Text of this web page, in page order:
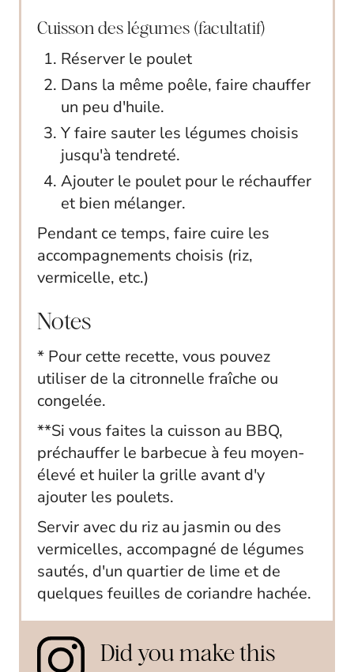
Cuisson des légumes (facultatif)
Réserver le poulet
Dans la même poêle, faire chauffer
un peu d'huile.
Y faire sauter les légumes choisis
jusqu'à tendreté.
Ajouter le poulet pour le réchauffer
et bien mélanger.
Pendant ce temps, faire cuire les
accompagnements choisis (riz,
vermicelle, etc.)
Notes
* Pour cette recette, vous pouvez
utiliser de la citronnelle fraîche ou
congelée.
**Si vous faites la cuisson au BBQ,
préchauffer le barbecue à feu moyen-
élevé et huiler la grille avant d'y
ajouter les poulets.
Servir avec du riz au jasmin ou des
vermicelles, accompagné de légumes
sautés, d'un quartier de lime et de
quelques feuilles de coriandre hachée.
Did you make this